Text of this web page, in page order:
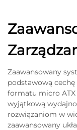
Zaawansowany
podstawową
formatu micro
wyjątkową
rozwiązaniom w
zaawansowany